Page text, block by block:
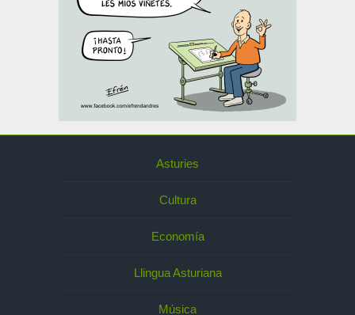
Asturies
Cultura
Economía
Llingua Asturiana
Música